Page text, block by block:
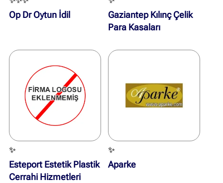
Op Dr Oytun İdil
Gaziantep Kılınç Çelik
Para Kasaları
✨
Esteport Estetik Plastik
Cerrahi Hizmetleri
✨
Aparke